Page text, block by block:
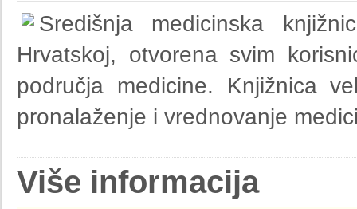
Središnja medicinska
Hrvatskoj, otvorena svim
područja medicine. Knjižnica
pronalaženje i vrednovanje
Više informacija